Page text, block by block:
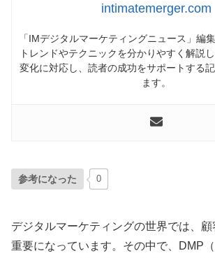
intimatemerger.com
「IMデジタルマーケティングニュース」編
トレンドやテクニックを分かりやすく解説
変化に対応し、読者の成功をサポートする
ます。
参考になった 0
デジタルマーケティングの世界では、
重要になっています。その中で、DMP